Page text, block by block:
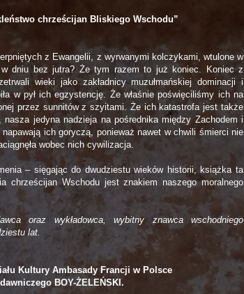
chrześcijan Bliskiego Wschodu”
z Ewangelii, z wyrwanymi kolczykami, wtulone w
dniu bez jutra? Że tym razem to już koniec. Koniec z
wieki jako zakładnicy muzułmańskiej dominacji i
w pył ich egzystencję. Że właśnie poświęciliśmy ich na
przez sunnitów z szyitami. Że ich katastrofa jest także
jedyna nadzieja na pośrednika między Zachodem i
ich goryczą, ponieważ nawet w chwili śmierci nie
wobec nich cywilizacja.
– sięgając do dwudziestu wieków historii, książka ta
chrześcijan Wschodu jest znakiem naszego moralnego
oraz wykładowca, wybitny znawca wschodniego
lat.
Kultury Ambasady Francji w Polsce
BOY-ŻELEŃSKI.